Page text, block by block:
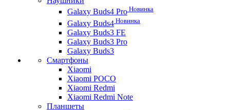
Galaxy Buds4 Pro Новинка
Galaxy Buds4 Новинка
Galaxy Buds3 FE
Galaxy Buds3 Pro
Galaxy Buds3
Смартфоны
Xiaomi
Xiaomi POCO
Xiaomi Redmi
Xiaomi Redmi Note
Планшеты